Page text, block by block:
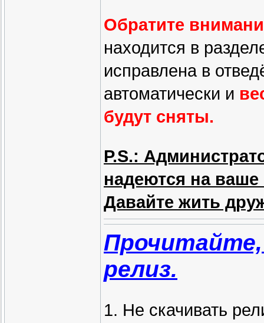
Обратите
находится в
исправлена в
автоматически и
будут сняты.
P.S.:
надеются на
Давайте жить
Прочитайте,
релиз.
1. Не скачивать